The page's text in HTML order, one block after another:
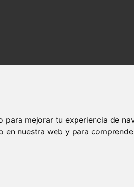
para mejorar tu experiencia de
en nuestra web y para